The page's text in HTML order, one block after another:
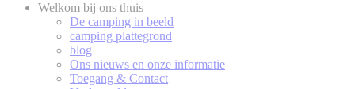
Welkom bij ons thuis
De camping in beeld
camping plattegrond
blog
Ons nieuws en onze informatie
Toegang & Contact